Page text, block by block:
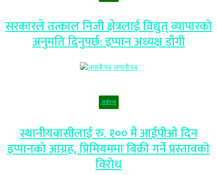
सरकारले तत्काल निजी क्षेत्रलाई विद्युत् व्यापारको
अनुमति दिनुपर्छ: इप्पान अध्यक्ष डाँगी
लगानी पत्र
अर्थतन्त्र
स्थानीयबासीलाई रु. १०० मै आईपीओ दिन
इप्पानको आग्रह, प्रिमियममा बिक्री गर्ने प्रस्तावको
विरोध